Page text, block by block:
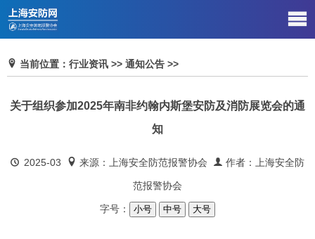
当前位置：行业资讯 >> 通知公告 >>
关于组织参加2025年南非约翰内斯堡安防及消防展览会的通
知
2025-03 来源：上海安全防范报警协会 作者：上海安全防
范报警协会
字号： 小号 中号 大号